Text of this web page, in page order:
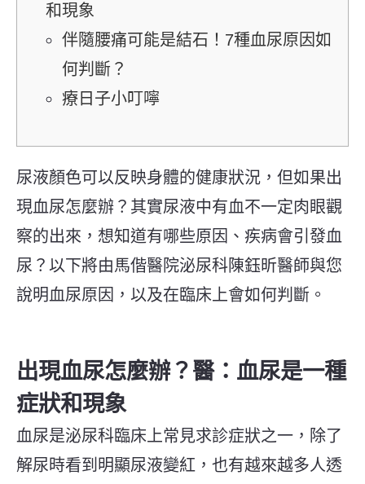
和現象
伴隨腰痛可能是結石！7種血尿原因如
何判斷？
療日子小叮嚀
尿液顏色可以反映身體的健康狀況，但如果出
現血尿怎麼辦？其實尿液中有血不一定肉眼觀
察的出來，想知道有哪些原因、疾病會引發血
尿？以下將由馬偕醫院泌尿科陳鈺昕醫師與您
說明血尿原因，以及在臨床上會如何判斷。
出現血尿怎麼辦？醫：血尿是一種
症狀和現象
血尿是泌尿科臨床上常見求診症狀之一，除了
解尿時看到明顯尿液變紅，也有越來越多人透